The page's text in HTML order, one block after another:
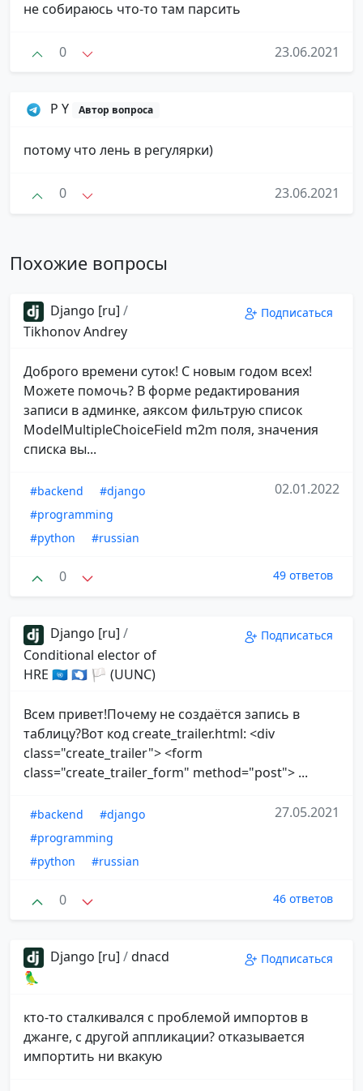
не собираюсь что-то там парсить
0 23.06.2021
P Y Автор вопроса
потому что лень в регулярки)
0 23.06.2021
Похожие вопросы
Django [ru] /
Tikhonov Andrey
Подписаться
Доброго времени суток! С новым годом всех!
Можете помочь? В форме редактирования
записи в админке, аяксом фильтрую список
ModelMultipleChoiceField m2m поля, значения
списка вы...
#backend
#django
#programming
#python
#russian
02.01.2022
0 49 ответов
Django [ru] /
Conditional elector of
HRE 🇺🇳 🇦🇶 🏳 (UUNC)
Подписаться
Всем привет!Почему не создаётся запись в
таблицу?Вот код create_trailer.html: <div
class="create_trailer"> <form
class="create_trailer_form" method="post"> ...
#backend
#django
#programming
#python
#russian
27.05.2021
0 46 ответов
Django [ru] /dnacd
🦜
Подписаться
кто-то сталкивался с проблемой импортов в
джанге, с другой аппликации? отказывается
импортить ни вкакую